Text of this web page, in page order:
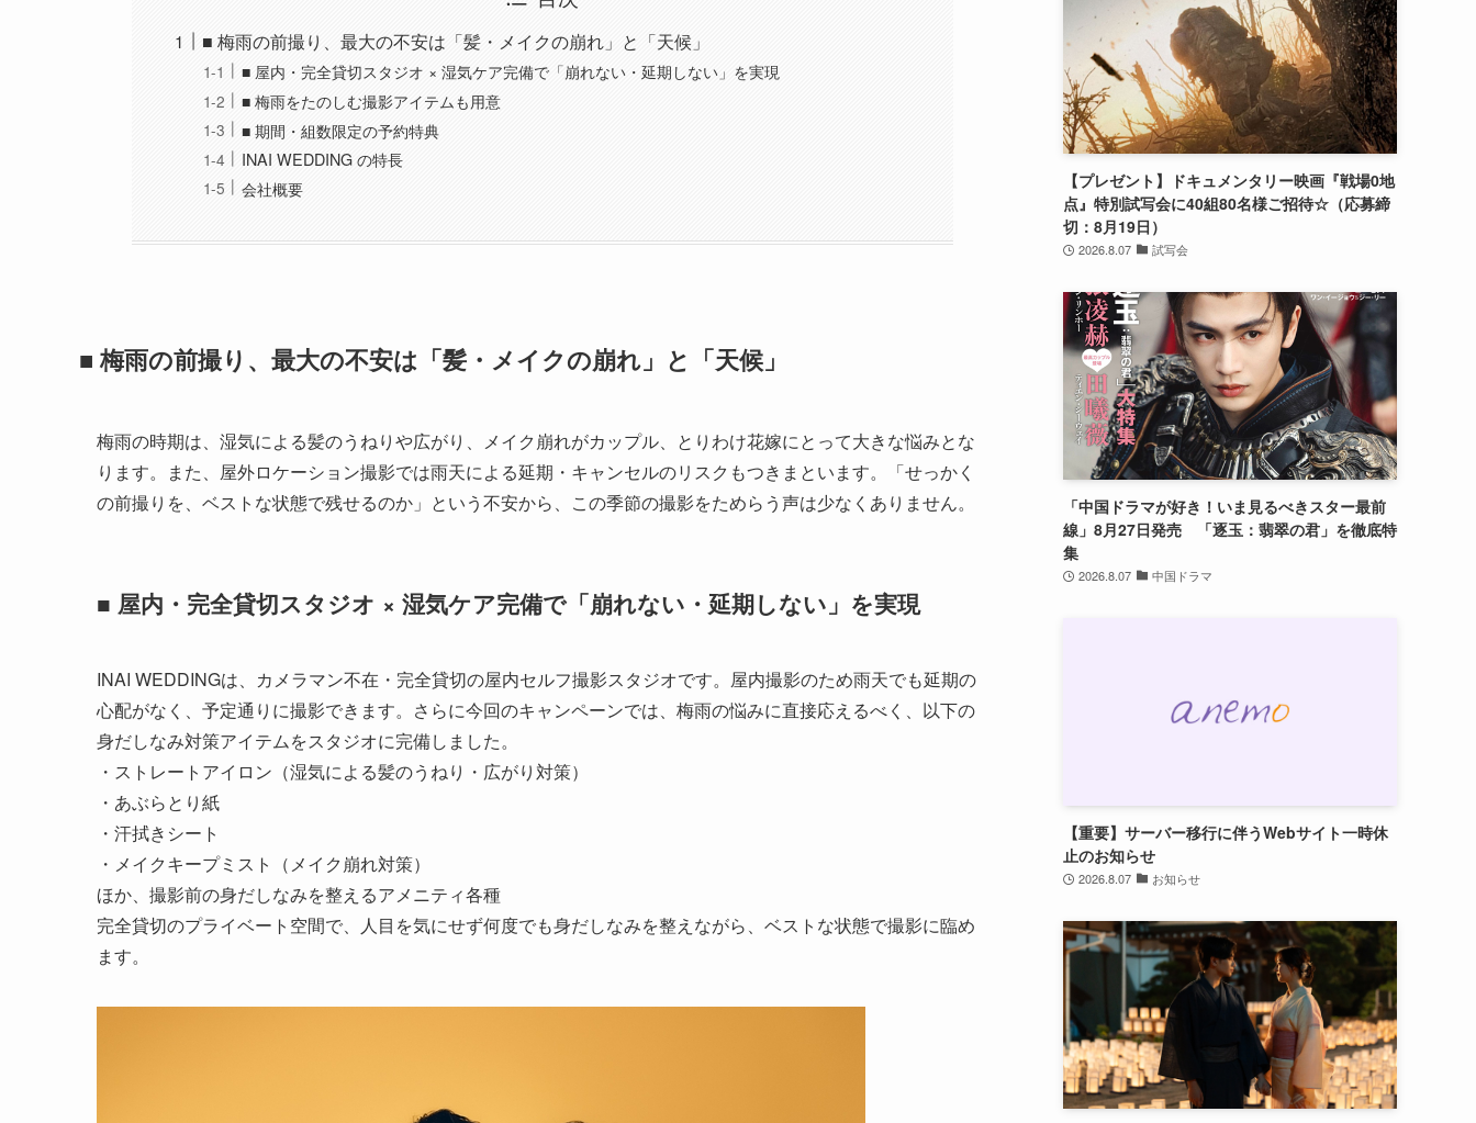
■ 梅雨の前撮り、最大の不安は「髪・メイクの崩れ」と「天候」
■ 屋内・完全貸切スタジオ × 湿気ケア完備で「崩れない・延期しない」を実現
■ 梅雨をたのしむ撮影アイテムも用意
■ 期間・組数限定の予約特典
INAI WEDDING の特長
会社概要
■ 梅雨の前撮り、最大の不安は「髪・メイクの崩れ」と「天候」
梅雨の時期は、湿気による髪のうねりや広がり、メイク崩れがカップル、とりわけ花嫁にとって大きな悩みとな
ります。また、屋外ロケーション撮影では雨天による延期・キャンセルのリスクもつきまといます。「せっかく
の前撮りを、ベストな状態で残せるのか」という不安から、この季節の撮影をためらう声は少なくありません。
■ 屋内・完全貸切スタジオ × 湿気ケア完備で「崩れない・延期しない」を実現
INAI WEDDINGは、カメラマン不在・完全貸切の屋内セルフ撮影スタジオです。屋内撮影のため雨天でも延期の
心配がなく、予定通りに撮影できます。さらに今回のキャンペーンでは、梅雨の悩みに直接応えるべく、以下の
身だしなみ対策アイテムをスタジオに完備しました。
・ストレートアイロン（湿気による髪のうねり・広がり対策）
・あぶらとり紙
・汗拭きシート
・メイクキープミスト（メイク崩れ対策）
ほか、撮影前の身だしなみを整えるアメニティ各種
完全貸切のプライベート空間で、人目を気にせず何度でも身だしなみを整えながら、ベストな状態で撮影に臨め
ます。
【プレゼント】ドキュメンタリー映画『戦場0地
点』特別試写会に40組80名様ご招待☆（応募締
切：8月19日）
2026.8.07 試写会
「中国ドラマが好き！いま見るべきスター最前
線」8月27日発売 「逐玉：翡翠の君」を徹底特
集
2026.8.07 中国ドラマ
【重要】サーバー移行に伴うWebサイト一時休
止のお知らせ
2026.8.07 お知らせ